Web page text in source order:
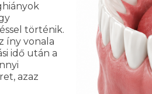
történik.
íny vonala
idő után a
azaz